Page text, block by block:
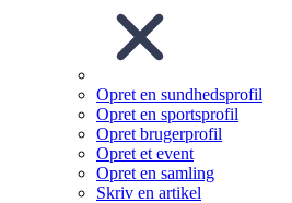
Opret en sundhedsprofil
Opret en sportsprofil
Opret brugerprofil
Opret et event
Opret en samling
Skriv en artikel